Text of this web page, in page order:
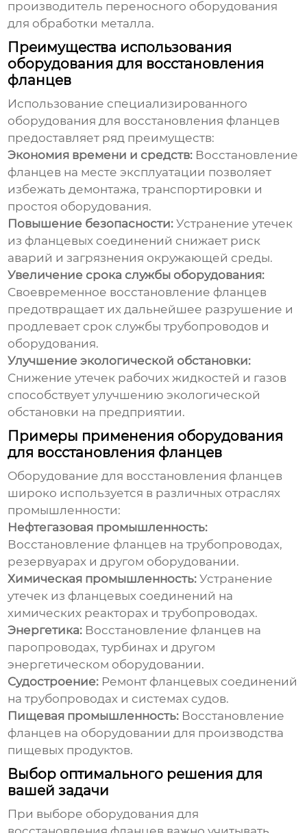
производитель переносного оборудования
для обработки металла.
Преимущества использования
оборудования для восстановления
фланцев
Использование специализированного
оборудования для восстановления фланцев
предоставляет ряд преимуществ:
Экономия времени и средств: Восстановление
фланцев на месте эксплуатации позволяет
избежать демонтажа, транспортировки и
простоя оборудования.
Повышение безопасности: Устранение утечек
из фланцевых соединений снижает риск
аварий и загрязнения окружающей среды.
Увеличение срока службы оборудования:
Своевременное восстановление фланцев
предотвращает их дальнейшее разрушение и
продлевает срок службы трубопроводов и
оборудования.
Улучшение экологической обстановки:
Снижение утечек рабочих жидкостей и газов
способствует улучшению экологической
обстановки на предприятии.
Примеры применения оборудования
для восстановления фланцев
Оборудование для восстановления фланцев
широко используется в различных отраслях
промышленности:
Нефтегазовая промышленность:
Восстановление фланцев на трубопроводах,
резервуарах и другом оборудовании.
Химическая промышленность: Устранение
утечек из фланцевых соединений на
химических реакторах и трубопроводах.
Энергетика: Восстановление фланцев на
паропроводах, турбинах и другом
энергетическом оборудовании.
Судостроение: Ремонт фланцевых соединений
на трубопроводах и системах судов.
Пищевая промышленность: Восстановление
фланцев на оборудовании для производства
пищевых продуктов.
Выбор оптимального решения для
вашей задачи
При выборе оборудования для